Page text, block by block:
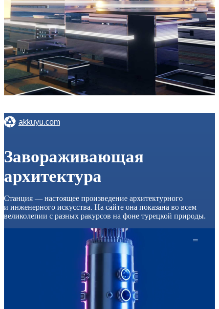
akkuyu.com
Заворажи­вающая
архитектура
Станция — настоящее произведение архитектурного
и инженерного искусства. На сайте она показана во всем
великолепии с разных ракурсов на фоне турецкой природы.